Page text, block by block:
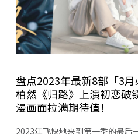
盘点2023年最新8部「3
柏然《归路》上演初恋破
漫画面拉满期待值！
2023年飞快地来到第一季的最后